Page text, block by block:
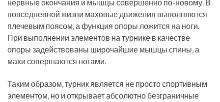
нервные окончания и мышцы совершенно по-новому. В
повседневной жизни маховые движения выполняются
плечевым поясом, а функция опоры ложится на ноги.
При выполнении элементов на турнике в качестве
опоры задействованы широчайшие мышцы спины, а
махи совершаются ногами.
Таким образом, турник является не просто спортивным
элементом, но и открывает абсолютно безграничные